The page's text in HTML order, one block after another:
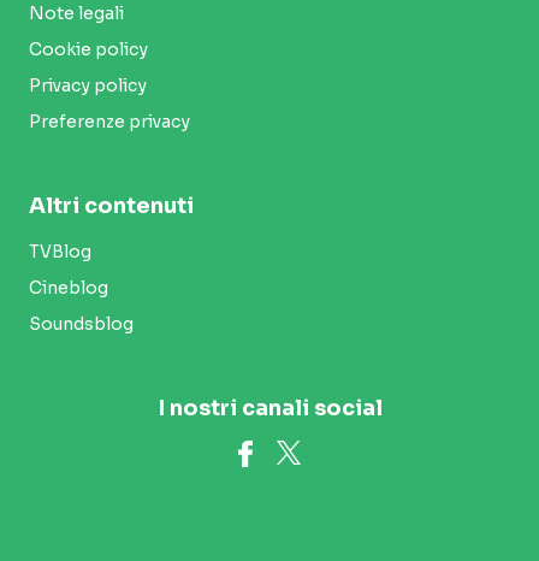
Note legali
Cookie policy
Privacy policy
Preferenze privacy
Altri contenuti
TVBlog
Cineblog
Soundsblog
I nostri canali social